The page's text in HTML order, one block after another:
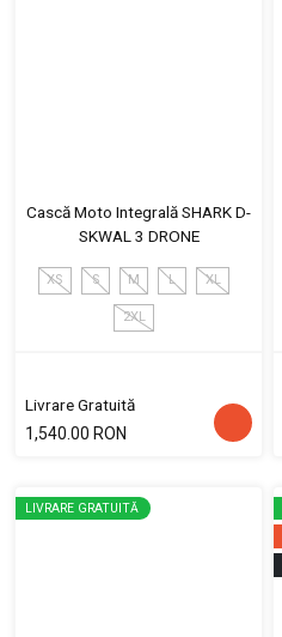
Cască Moto Integrală SHARK D-
SKWAL 3 DRONE
XS S M L XL
2XL
Livrare Gratuită
1,540.00 RON
LIVRARE GRATUITĂ